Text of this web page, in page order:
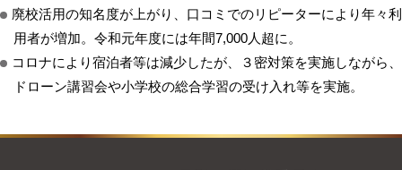
廃校活用の知名度が上がり、口コミでのリピーターにより年々利
用者が増加。令和元年度には年間7,000人超に。
コロナにより宿泊者等は減少したが、３密対策を実施しながら、
ドローン講習会や小学校の総合学習の受け入れ等を実施。